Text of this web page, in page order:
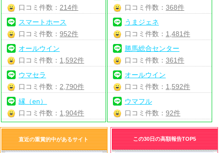
口コミ件数： 214件
スマートホース
口コミ件数：952件
オールウイン
口コミ件数： 1,592件
ウマセラ
口コミ件数： 2,790件
縁（en）
口コミ件数： 1,904件
口コミ件数： 368件
うまジェネ
口コミ件数： 1,481件
勝馬総合センター
口コミ件数： 361件
オールウイン
口コミ件数： 1,592件
ウマフル
口コミ件数： 92件
直近の重賞的中があるサイト この30日の高額報告TOP5